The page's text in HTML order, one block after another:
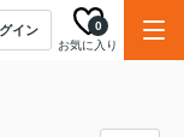
イン
お気に入り
0